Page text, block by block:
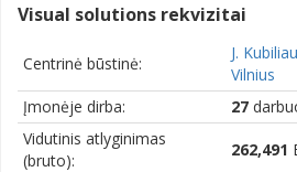
Visual solutions rekvizitai
Centrinė būstinė:
J.
Vilnius
Įmonėje dirba:
27
Vidutinis atlyginimas
(bruto):
262,491